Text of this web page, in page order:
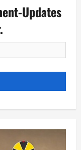
Updates